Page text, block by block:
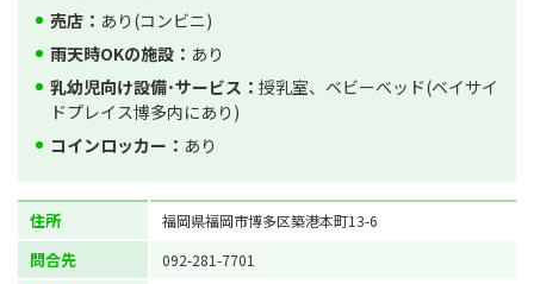
売店： あり(コンビニ)
雨天時OKの施設： あり
乳幼児向け設備･サービス： 授乳室、ベビーベッド(ベイサイ
ドプレイス博多内にあり)
コインロッカー： あり
住所 福岡県福岡市博多区築港本町13-6
問合先 092-281-7701